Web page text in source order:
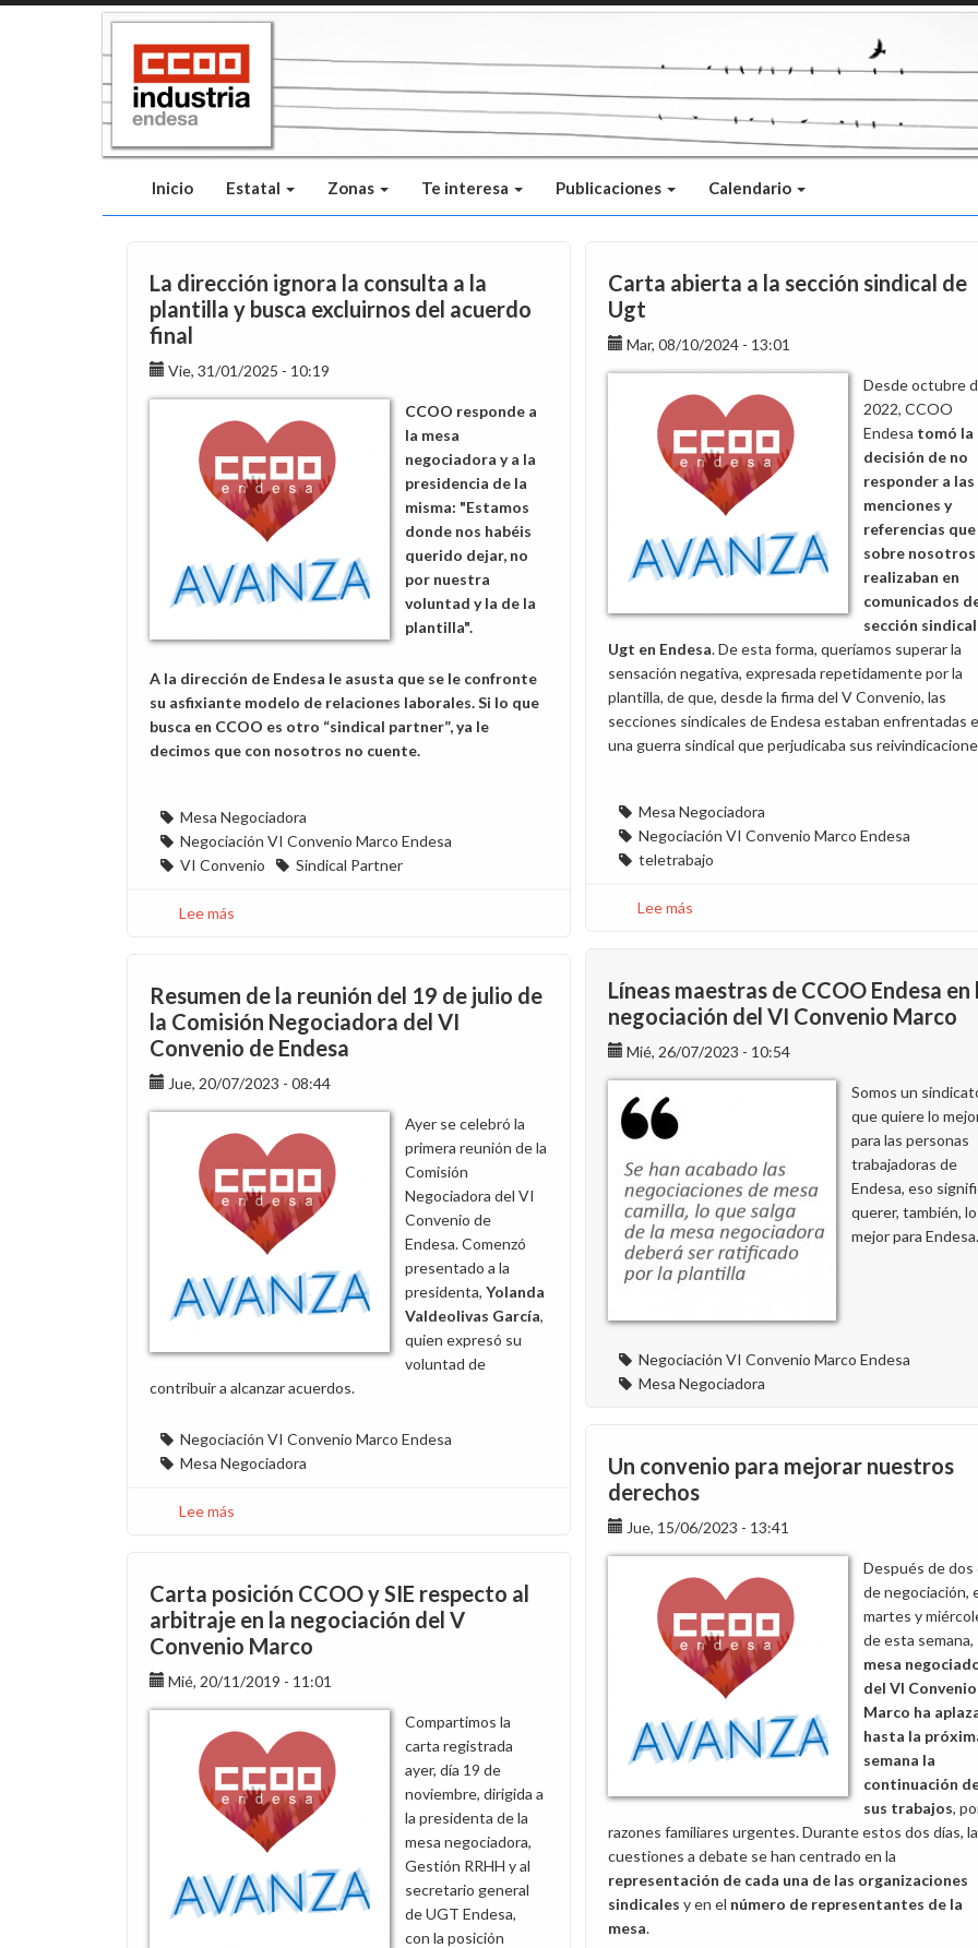
Inicio Estatal Zonas Te interesa Publicaciones Calendario
La dirección ignora la consulta a la
plantilla y busca excluirnos del acuerdo
final
Vie, 31/01/2025 - 10:19
CCOO responde a
la mesa
negociadora y a la
presidencia de la
misma: "Estamos
donde nos habéis
querido dejar, no
por nuestra
voluntad y la de la
plantilla".
A la dirección de Endesa le asusta que se le confronte
su asfixiante modelo de relaciones laborales. Si lo que
busca en CCOO es otro “sindical partner”, ya le
decimos que con nosotros no cuente.
Mesa Negociadora
Negociación VI Convenio Marco Endesa
VI Convenio
Sindical Partner
Lee más
ignora
la
consulta
a
la
y
busca
excluirnos
del
acuerdo
final
Carta abierta a la sección sindical de
Ugt
Mar, 08/10/2024 - 13:01
Desde octubre
2022, CCOO
Endesa tomó la
decisión de no
responder a las
menciones y
referencias que
sobre nosotros
realizaban en
comunicados
sección
Ugt en Endesa. De esta forma, queríamos superar la
sensación negativa, expresada repetidamente por la
plantilla, de que, desde la firma del V Convenio, las
secciones sindicales de Endesa estaban enfrentadas
una guerra sindical que perjudicaba sus
Mesa Negociadora
Negociación VI Convenio Marco Endesa
teletrabajo
Lee más
la
sección
sindical
de
Líneas maestras de CCOO Endesa en
negociación del VI Convenio Marco
Mié, 26/07/2023 - 10:54
Somos un
que quiere lo
para las personas
trabajadoras de
Endesa, eso
querer, también, lo
mejor para Endesa.
Negociación VI Convenio Marco Endesa
Mesa Negociadora
Resumen de la reunión del 19 de julio de
la Comisión Negociadora del VI
Convenio de Endesa
Jue, 20/07/2023 - 08:44
Ayer se celebró la
primera reunión de la
Comisión
Negociadora del VI
Convenio de
Endesa. Comenzó
presentado a la
presidenta, Yolanda
Valdeolivas García,
quien expresó su
voluntad de
contribuir a alcanzar acuerdos.
Negociación VI Convenio Marco Endesa
Mesa Negociadora
Lee más
reunión
del
19
de
de
Comisión
Negociadora
del
Convenio
de
Endesa
Un convenio para mejorar nuestros
derechos
Jue, 15/06/2023 - 13:41
Después de dos
de negociación,
martes y
de esta semana,
mesa
del VI Convenio
Marco ha
hasta la
semana la
continuación
sus trabajos,
razones familiares urgentes. Durante estos dos días,
cuestiones a debate se han centrado en la
representación de cada una de las organizaciones
sindicales y en el número de representantes de la
mesa.
Carta posición CCOO y SIE respecto al
arbitraje en la negociación del V
Convenio Marco
Mié, 20/11/2019 - 11:01
Compartimos la
carta registrada
ayer, día 19 de
noviembre, dirigida a
la presidenta de la
mesa negociadora,
Gestión RRHH y al
secretario general
de UGT Endesa,
con la posición